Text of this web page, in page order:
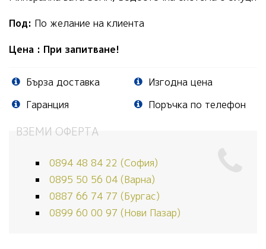
Под: По желание на клиента
Цена : При запитване!
Бърза доставка
Изгодна цена
Гаранция
Поръчка по телефон
ВЗЕМИ ОФЕРТА
0894 48 84 22 (София)
0895 50 56 04 (Варна)
0887 66 74 77 (Бургас)
0899 60 00 97 (Нови Пазар)